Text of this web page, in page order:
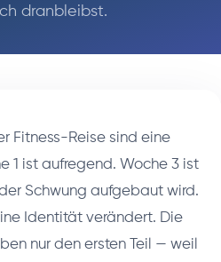
dranbleibst.
Fitness-Reise sind eine
1 ist aufregend. Woche 3 ist
Schwung aufgebaut wird.
Identität verändert. Die
nur den ersten Teil — weil